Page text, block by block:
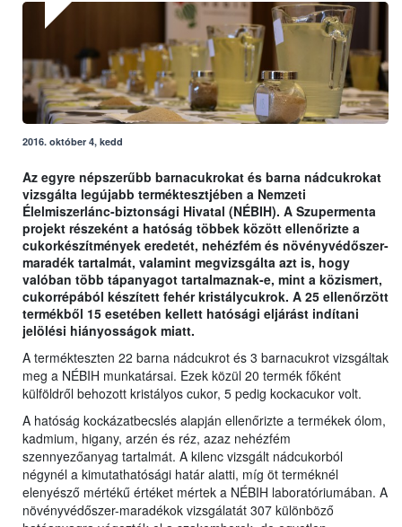
2016. október 4, kedd
Az egyre népszerűbb barnacukrokat és barna nádcukrokat
vizsgálta legújabb terméktesztjében a Nemzeti
Élelmiszerlánc-biztonsági Hivatal (NÉBIH). A Szupermenta
projekt részeként a hatóság többek között ellenőrizte a
cukorkészítmények eredetét, nehézfém és növényvédőszer-
maradék tartalmát, valamint megvizsgálta azt is, hogy
valóban több tápanyagot tartalmaznak-e, mint a közismert,
cukorrépából készített fehér kristálycukrok. A 25 ellenőrzött
termékből 15 esetében kellett hatósági eljárást indítani
jelölési hiányosságok miatt.
A termékteszten 22 barna nádcukrot és 3 barnacukrot vizsgáltak
meg a NÉBIH munkatársai. Ezek közül 20 termék főként
külföldről behozott kristályos cukor, 5 pedig kockacukor volt.
A hatóság kockázatbecslés alapján ellenőrizte a termékek ólom,
kadmium, higany, arzén és réz, azaz nehézfém
szennyezőanyag tartalmát. A kilenc vizsgált nádcukorból
négynél a kimutathatósági határ alatti, míg öt terméknél
elenyésző mértékű értéket mértek a NÉBIH laboratóriumában. A
növényvédőszer-maradékok vizsgálatát 307 különböző